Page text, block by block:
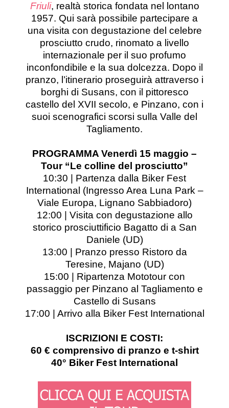
Friuli, realtà storica fondata nel lontano
1957. Qui sarà possibile partecipare a
una visita con degustazione del celebre
prosciutto crudo, rinomato a livello
internazionale per il suo profumo
inconfondibile e la sua dolcezza. Dopo il
pranzo, l’itinerario proseguirà attraverso i
borghi di Susans, con il pittoresco
castello del XVII secolo, e Pinzano, con i
suoi scenografici scorsi sulla Valle del
Tagliamento.
PROGRAMMA Venerdì 15 maggio –
Tour “Le colline del prosciutto”
10:30 | Partenza dalla Biker Fest
International (Ingresso Area Luna Park –
Viale Europa, Lignano Sabbiadoro)
12:00 | Visita con degustazione allo
storico prosciuttificio Bagatto di a San
Daniele (UD)
13:00 | Pranzo presso Ristoro da
Teresine, Majano (UD)
15:00 | Ripartenza Mototour con
passaggio per Pinzano al Tagliamento e
Castello di Susans
17:00 | Arrivo alla Biker Fest International
ISCRIZIONI E COSTI:
60 € comprensivo di pranzo e t-shirt
40° Biker Fest International